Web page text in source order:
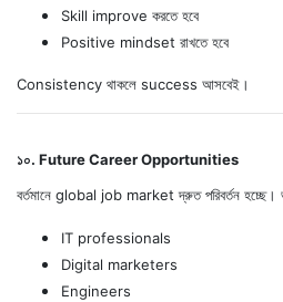
Skill improve করতে হবে
Positive mindset রাখতে হবে
Consistency থাকলে success আসবেই।
১০. Future Career Opportunities
বর্তমানে global job market দ্রুত পরিবর্তন হচ্ছে।
IT professionals
Digital marketers
Engineers